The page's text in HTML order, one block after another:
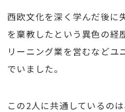
西欧文化を深く学んだ後に
を棄教したという異色の経
リーニング業を営むなどユ
でいました。
この2人に共通しているのは